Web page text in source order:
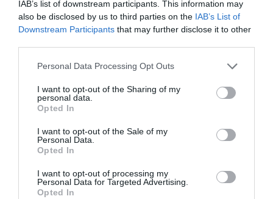
IAB’s list of downstream participants. This information may
also be disclosed by us to third parties on the IAB’s List of
Downstream Participants that may further disclose it to other
Please note that this website/app uses one or more Google
not limited to your visit or usage behaviour. You may click to
grant or deny consent to Google and its third-party tags to
use your data for below specified purposes in below Google
consent section.
Personal Data Processing Opt Outs
I want to opt-out of the Sharing of my
personal data.
Opted In
I want to opt-out of the Sale of my
Personal Data.
Opted In
I want to opt-out of processing my
Personal Data for Targeted Advertising.
Opted In